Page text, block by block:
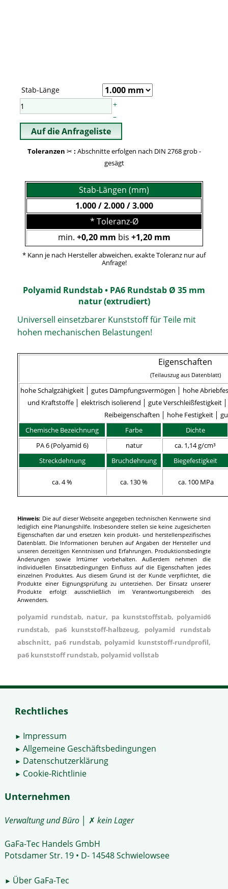
Stab-Länge
+
–
Toleranzen ✂ : Abschnitte erfolgen nach DIN 2768 grob -
gesägt
Stab-Längen (mm)
1.000 / 2.000 / 3.000
* Toleranz-Ø
min. +0,20 mm bis +1,20 mm
* Kann je nach Hersteller abweichen, exakte Toleranz nur auf
Anfrage!
Polyamid Rundstab • PA6 Rundstab Ø 35 mm
natur (extrudiert)
Universell einsetzbarer Kunststoff für Teile mit
hohen mechanischen Belastungen!
Eigenschaften
(Teilauszug aus Datenblatt)
hohe Schalgzähigkeit │ gutes Dämpfungsvermögen │ hohe
und Kraftstoffe │ elektrisch isolierend │ gute Verschleißfestigkeit
Reibeigenschaften │ hohe Festigkeit │
Chemische Bezeichnung
Farbe
Dichte
PA 6 (Polyamid 6)
natur
ca. 1,14 g/cm³
Streckdehnung
Bruchdehnung Biegefestigkeit
ca. 4 % ca. 130 % ca. 100 MPa
Hinweis: Die auf dieser Webseite angegeben technischen Kennwerte sind
lediglich eine Planungshilfe. Insbesondere stellen sie keine zugesicherten
Eigenschaften dar und ersetzen kein produkt- und herstellerspezifisches
Datenblatt. Die Informationen beruhen auf Angaben der Hersteller und
unseren derzeitigen Kenntnissen und Erfahrungen. Produktionsbedingte
Änderungen sowie Irrtümer vorbehalten. Außerdem nehmen die
individuellen Einsatzbedingungen Einfluss auf die Eigenschaften jedes
einzelnen Produktes. Aus diesem Grund ist der Kunde verpflichtet, die
Produkte einer Eignungsprüfung zu unterziehen. Der Einsatz unserer
Produkte erfolgt ausschließlich im Verantwortungsbereich des
Anwenders.
polyamid rundstab, natur, pa kunststoffstab, polyamid6
rundstab, pa6 kunststoff-halbzeug, polyamid rundstab
abschnitt, pa6 rundstab, polyamid kunststoff-rundprofil,
pa6 kunststoff rundstab, polyamid vollstab
Rechtliches
► Impressum
► Allgemeine Geschäftsbedingungen
► Datenschutzerklärung
► Cookie-Richtlinie
Unternehmen
Verwaltung und Büro│ ✗ kein Lager
GaFa-Tec Handels GmbH
Potsdamer Str. 19 • D- 14548 Schwielowsee
► Über GaFa-Tec